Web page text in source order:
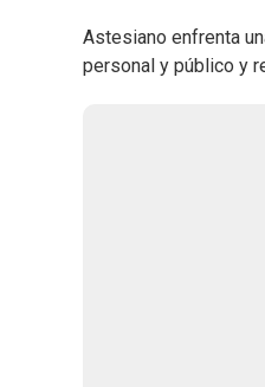
Astesiano enfrenta
personal y público y